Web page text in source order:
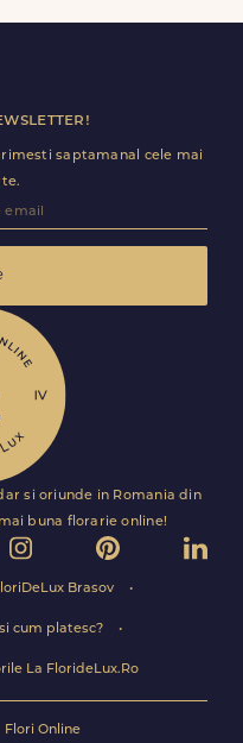
salon) ca livrarea sa
saptamanal cele mai
si oriunde in Romania din
buna florarie online!
Brasov
cum platesc?
La FlorideLux.Ro
Flori Online